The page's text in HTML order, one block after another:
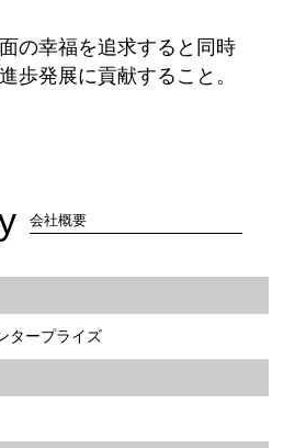
の幸福を追求すると同時
歩発展に貢献すること。
会社概要
タープライズ